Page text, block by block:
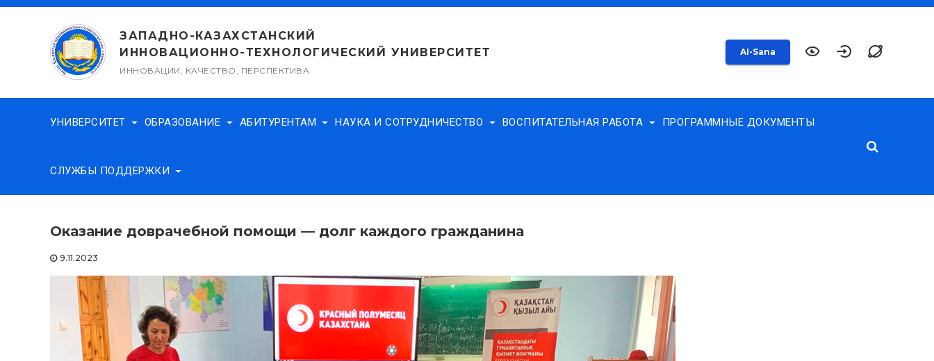
Перейти
содержимому
ЗАПАДНО-КАЗАХСТАНСКИЙ
ИННОВАЦИОННО-ТЕХНОЛОГИЧЕСКИЙ УНИВЕРСИТЕТ
ИННОВАЦИИ, КАЧЕСТВО, ПЕРСПЕКТИВА
AI-Sana
УНИВЕРСИТЕТ ОБРАЗОВАНИЕ АБИТУРЕНТАМ НАУКА И СОТРУДНИЧЕСТВО ВОСПИТАТЕЛЬНАЯ РАБОТА ПРОГРАММНЫЕ ДОКУМЕНТЫ
СЛУЖБЫ ПОДДЕРЖКИ
Оказание доврачебной помощи — долг каждого гражданина
9.11.2023